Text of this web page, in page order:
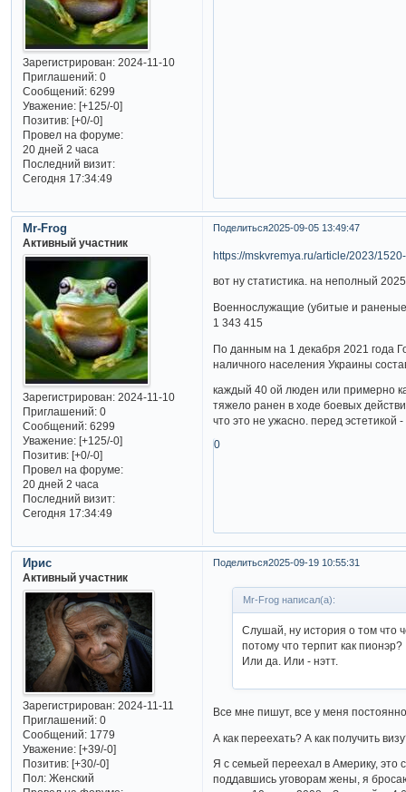
Зарегистрирован: 2024-11-10
Приглашений:0
Сообщений:6299
Уважение: [+125/-0]
Позитив: [+0/-0]
Провел на форуме:
20 дней 2 часа
Последний визит:
Сегодня 17:34:49
Поделиться2025-09-05 13:49:47
Mr-Frog
Активный участник
Зарегистрирован: 2024-11-10
Приглашений:0
Сообщений:6299
Уважение: [+125/-0]
Позитив: [+0/-0]
Провел на форуме:
20 дней 2 часа
Последний визит:
Сегодня 17:34:49
https://mskvremya.ru/article/2023/
вот ну статистика. на неполный 2025
Военнослужащие (убитые и
1 343 415
По данным на 1 декабря 2021 года
наличного населения Украины
каждый 40 ой люден или примерно
тяжело ранен в ходе боевых
что это не ужасно. перед
0
Поделиться2025-09-19 10:55:31
Ирис
Активный участник
Зарегистрирован: 2024-11-11
Приглашений:0
Сообщений:1779
Уважение: [+39/-0]
Позитив: [+30/-0]
Пол:Женский
Mr-Frog написал(а):
Слушай, ну история о том что
потому что терпит как пионэр?
Или да. Или - нэтт.
Все мне пишут, все у меня
А как переехать? А как получить
Я с семьей переехал в Америку, это
поддавшись уговорам жены, я